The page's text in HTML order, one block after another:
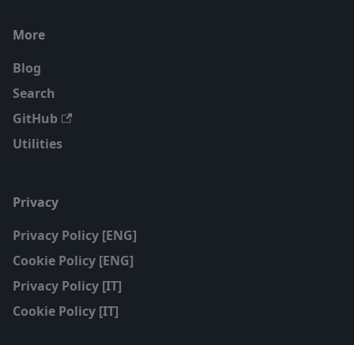
More
Blog
Search
GitHub
Utilities
Privacy
Privacy Policy [ENG]
Cookie Policy [ENG]
Privacy Policy [IT]
Cookie Policy [IT]